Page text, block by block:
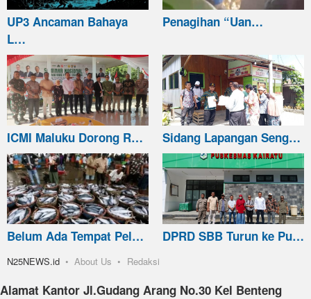
UP3 Ancaman Bahaya
L…
Penagihan “Uan…
ICMI Maluku Dorong R… Sidang Lapangan Seng…
Belum Ada Tempat Pel… DPRD SBB Turun ke Pu…
N25NEWS.id About Us Redaksi
Alamat Kantor Jl.Gudang Arang No.30 Kel Benteng